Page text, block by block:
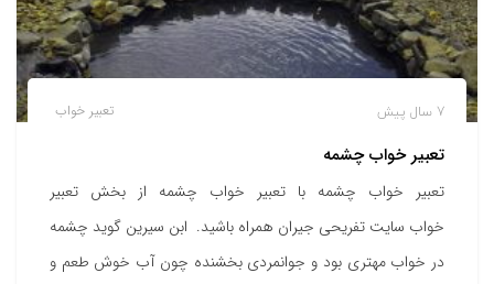
تعبیر خواب 7 سال پیش
تعبیر خواب چشمه
تعبیر خواب چشمه با تعبیر خواب چشمه از بخش تعبیر
خواب سایت تفریحی جیران همراه باشید. ابن سیرین گوید چشمه
در خواب مهتری بود و جوانمردی بخشنده چون آب خوش طعم و